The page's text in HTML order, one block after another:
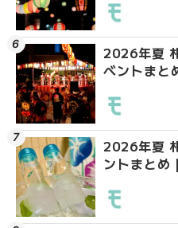
2026年夏
ベントま
2026年夏
ントまと